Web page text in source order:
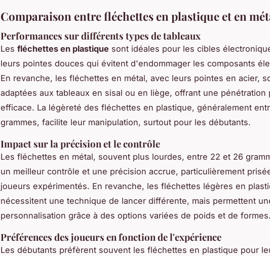
Comparaison entre fléchettes en plastique et en
Performances sur différents types de tableaux
Les fléchettes en plastique sont idéales pour les cibles
leurs pointes douces qui évitent d'endommager les composants
En revanche, les fléchettes en métal, avec leurs pointes en acier,
adaptées aux tableaux en sisal ou en liège, offrant une pénétration
efficace. La légèreté des fléchettes en plastique, généralement
grammes, facilite leur manipulation, surtout pour les débutants.
Impact sur la précision et le contrôle
Les fléchettes en métal, souvent plus lourdes, entre 22 et 26
un meilleur contrôle et une précision accrue, particulièrement
joueurs expérimentés. En revanche, les fléchettes légères en
nécessitent une technique de lancer différente, mais permettent
personnalisation grâce à des options variées de poids et de formes.
Préférences des joueurs en fonction de l'expérience
Les débutants préfèrent souvent les fléchettes en plastique pour